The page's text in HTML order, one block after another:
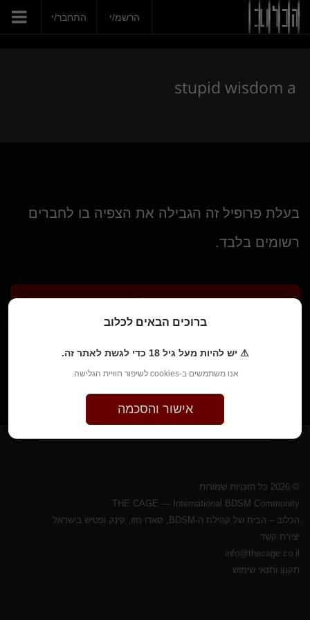
הצטרפי עכשיו
הרשמ/י התחבר/י
stupid wisdom a
stupid wisdom a
בעלת פרופיל זה הגבילה את הצפיה בו לחברים
רשומים בלבד.
הרשמ/י
© 2026 כל הזכויות שמורות
THE CAGE — International BDSM Community
הכלוב – הבית של קהילת ה-BDSM, סאדו מזו, קינק ופטיש בישראל
יצירת קשר
info@thecage.co.il
תקנון ותנאי שימוש
ברוכים הבאים לכלוב
⚠ יש להיות מעל גיל 18 כדי לגשת לאתר זה.
אנו משתמשים ב-cookies לשיפור חוויית הגלישה.
אישור והסכמה